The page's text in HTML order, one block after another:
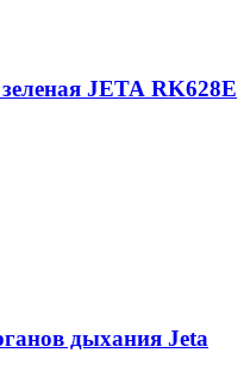
JETA RK628E
дыхания Jeta